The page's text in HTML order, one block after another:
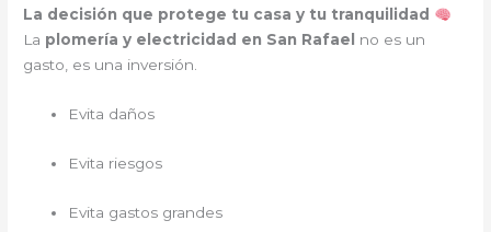
La decisión que protege tu casa y tu tranquilidad
La plomería y electricidad en San Rafael
no es un
gasto, es una inversión.
Evita daños
Evita riesgos
Evita gastos grandes